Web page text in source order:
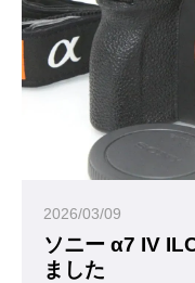
2026/03/09
ソニー α7 IV
ました